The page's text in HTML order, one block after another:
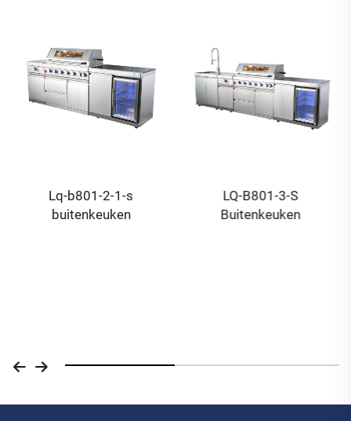
Lq-b801-2-1-s
buitenkeuken
LQ-B801-3-S
Buitenkeuken